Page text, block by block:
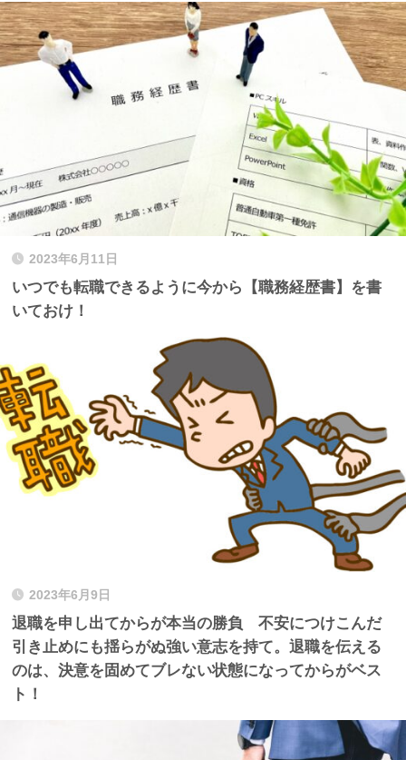
2023年6月11日
いつでも転職できるように今から【職務経歴書】を書
いておけ！
2023年6月9日
退職を申し出てからが本当の勝負 不安につけこんだ
引き止めにも揺らがぬ強い意志を持て。退職を伝える
のは、決意を固めてブレない状態になってからがベス
ト！